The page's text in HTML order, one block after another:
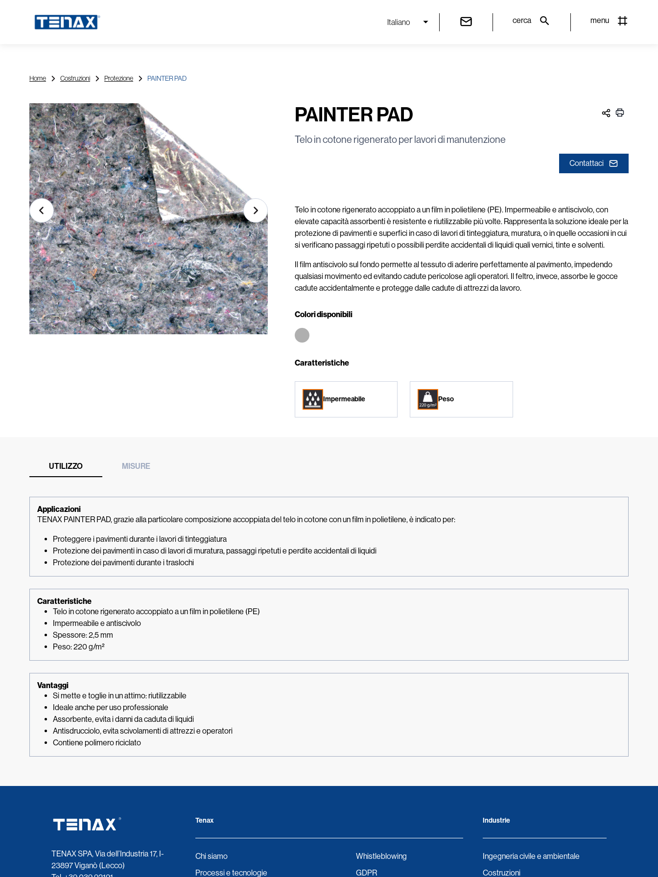
Italiano cerca menu
Home Costruzioni Protezione PAINTER PAD
PAINTER PAD
Telo in cotone rigenerato per lavori di manutenzione
Contattaci
Telo in cotone rigenerato accoppiato a un film in polietilene (PE). Impermeabile e antiscivolo, con
elevate capacità assorbenti è resistente e riutilizzabile più volte. Rappresenta la soluzione ideale per la
protezione di pavimenti e superfici in caso di lavori di tinteggiatura, muratura, o in quelle occasioni in cui
si verificano passaggi ripetuti o possibili perdite accidentali di liquidi quali vernici, tinte e solventi.
Il film antiscivolo sul fondo permette al tessuto di aderire perfettamente al pavimento, impedendo
qualsiasi movimento ed evitando cadute pericolose agli operatori. Il feltro, invece, assorbe le gocce
cadute accidentalmente e protegge dalle cadute di attrezzi da lavoro.
Colori disponibili
Caratteristiche
Impermeabile Peso
UTILIZZO MISURE
Applicazioni
TENAX PAINTER PAD, grazie alla particolare composizione accoppiata del telo in cotone con un film in polietilene, è indicato per:
Proteggere i pavimenti durante i lavori di tinteggiatura
Protezione dei pavimenti in caso di lavori di muratura, passaggi ripetuti e perdite accidentali di liquidi
Protezione dei pavimenti durante i traslochi
Caratteristiche
Telo in cotone rigenerato accoppiato a un film in polietilene (PE)
Impermeabile e antiscivolo
Spessore: 2,5 mm
Peso: 220 g/m²
Vantaggi
Si mette e toglie in un attimo: riutilizzabile
Ideale anche per uso professionale
Assorbente, evita i danni da caduta di liquidi
Antisdrucciolo, evita scivolamenti di attrezzi e operatori
Contiene polimero riciclato
TENAX SPA, Via dell’Industria 17, I-
23897 Viganò (Lecco)
Tenax
Chi siamo
Processi e tecnologie
Whistleblowing
GDPR
Industrie
Ingegneria civile e ambientale
Costruzioni